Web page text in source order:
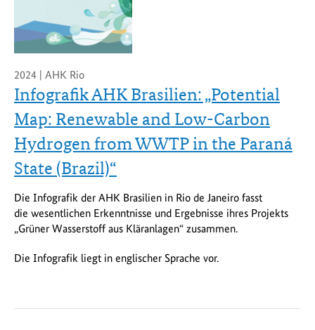
2024 | AHK Rio
Infografik AHK Brasilien: „Potential
Map: Renewable and Low-Carbon
Hydrogen from WWTP in the Paraná
State (Brazil)“
Die Infografik der AHK Brasilien in Rio de Janeiro fasst
die wesentlichen Erkenntnisse und Ergebnisse ihres Projekts
„Grüner Wasserstoff aus Kläranlagen“ zusammen.
Die Infografik liegt in englischer Sprache vor.